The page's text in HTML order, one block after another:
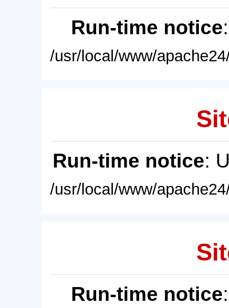
Run-time notice
/usr/local/www/
Run-time notice:
/usr/local/www/
Run-time notice